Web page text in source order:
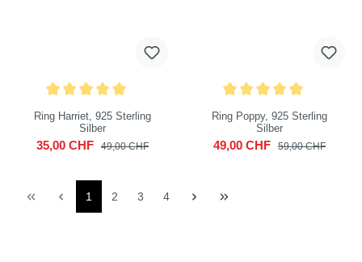
Ring Harriet, 925 Sterling
Silber
35,00 CHF 49,00 CHF
Ring Poppy, 925 Sterling
Silber
49,00 CHF 59,00 CHF
1 2 3 4